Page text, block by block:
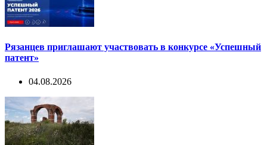
Рязанцев приглашают участвовать в конкурсе «Успешный
патент»
04.08.2026